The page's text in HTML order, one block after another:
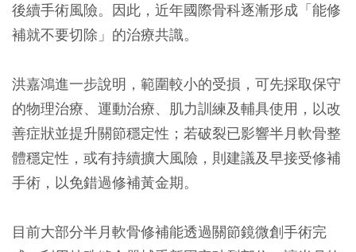
後續手術風險。因此，近年國際骨科逐漸形成「能修
補就不要切除」的治療共識。
洪嘉鴻進一步說明，範圍較小的受損，可先採取保守
的物理治療、運動治療、肌力訓練及輔具使用，以改
善症狀並提升關節穩定性；若破裂已影響半月軟骨整
體穩定性，或有持續擴大風險，則建議及早接受修補
手術，以免錯過修補黃金期。
目前大部分半月軟骨修補能透過關節鏡微創手術完